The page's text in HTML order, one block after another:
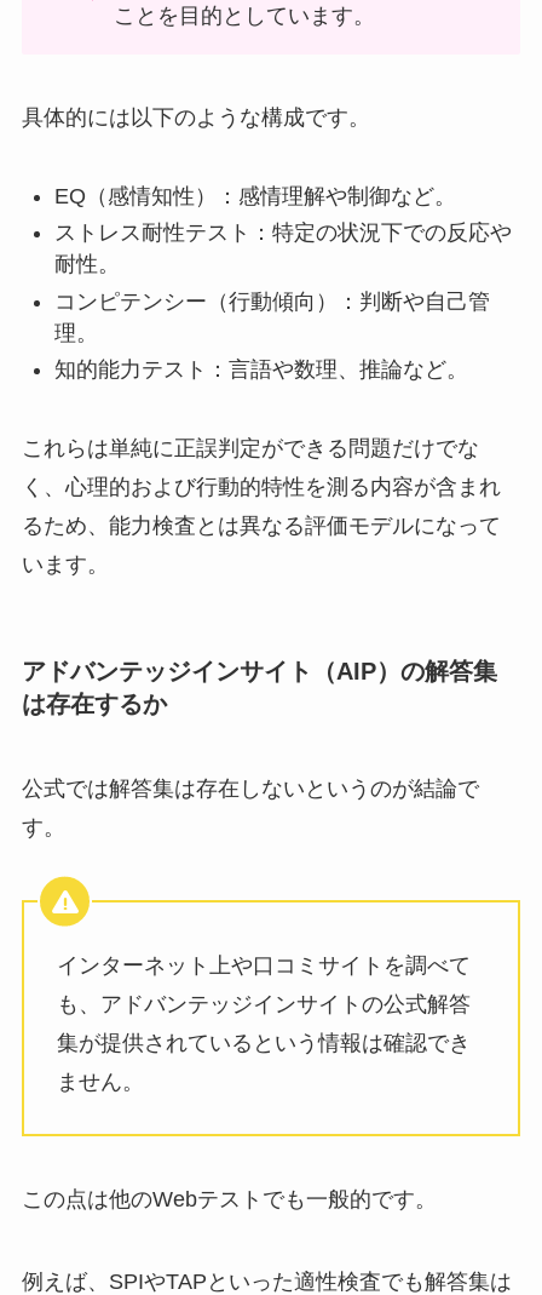
ことを目的としています。
具体的には以下のような構成です。
EQ（感情知性）：感情理解や制御など。
ストレス耐性テスト：特定の状況下での反応や
耐性。
コンピテンシー（行動傾向）：判断や自己管
理。
知的能力テスト：言語や数理、推論など。
これらは単純に正誤判定ができる問題だけでな
く、心理的および行動的特性を測る内容が含まれ
るため、能力検査とは異なる評価モデルになって
います。
アドバンテッジインサイト（AIP）の解答集
は存在するか
公式では解答集は存在しないというのが結論で
す。
インターネット上や口コミサイトを調べて
も、アドバンテッジインサイトの公式解答
集が提供されているという情報は確認でき
ません。
この点は他のWebテストでも一般的です。
例えば、SPIやTAPといった適性検査でも解答集は